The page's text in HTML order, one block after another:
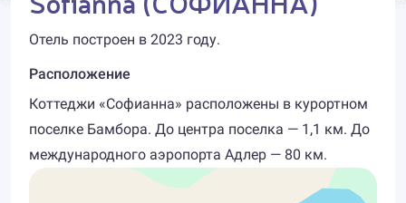
Отель построен в 2023 году.
Расположение
Коттеджи «Софианна» расположены в курортном
поселке Бамбора. До центра поселка — 1,1 км. До
международного аэропорта Адлер — 80 км.